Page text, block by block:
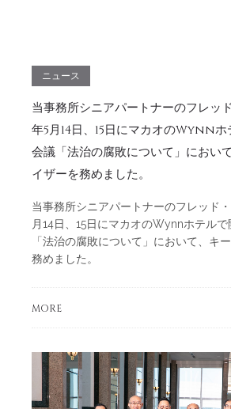
ニュース
当事務所シニアパートナーのフレッ
年5月14日、15日にマカオのWynnホ
会議「法治の腐敗について」におい
イザーを務めました。
当事務所シニアパートナーのフレッド
月14日、15日にマカオのWynnホテル
「法治の腐敗について」において、キ
務めました。
MORE